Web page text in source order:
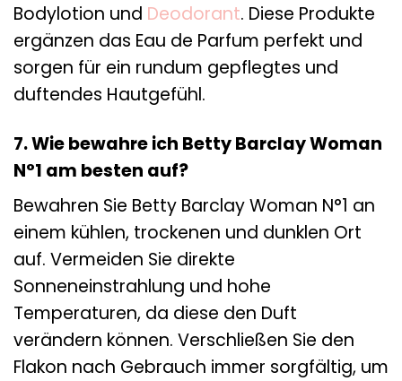
Bodylotion und Deodorant. Diese Produkte
ergänzen das Eau de Parfum perfekt und
sorgen für ein rundum gepflegtes und
duftendes Hautgefühl.
7. Wie bewahre ich Betty Barclay Woman
N°1 am besten auf?
Bewahren Sie Betty Barclay Woman N°1 an
einem kühlen, trockenen und dunklen Ort
auf. Vermeiden Sie direkte
Sonneneinstrahlung und hohe
Temperaturen, da diese den Duft
verändern können. Verschließen Sie den
Flakon nach Gebrauch immer sorgfältig, um